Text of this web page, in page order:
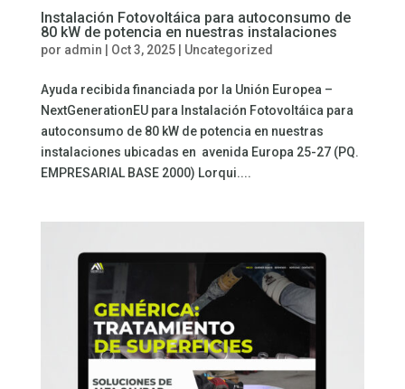
Instalación Fotovoltáica para autoconsumo de
80 kW de potencia en nuestras instalaciones
por admin | Oct 3, 2025| Uncategorized
Ayuda recibida financiada por la Unión Europea –
NextGenerationEU para Instalación Fotovoltáica para
autoconsumo de 80 kW de potencia en nuestras
instalaciones ubicadas en avenida Europa 25-27 (PQ.
EMPRESARIAL BASE 2000) Lorqui....